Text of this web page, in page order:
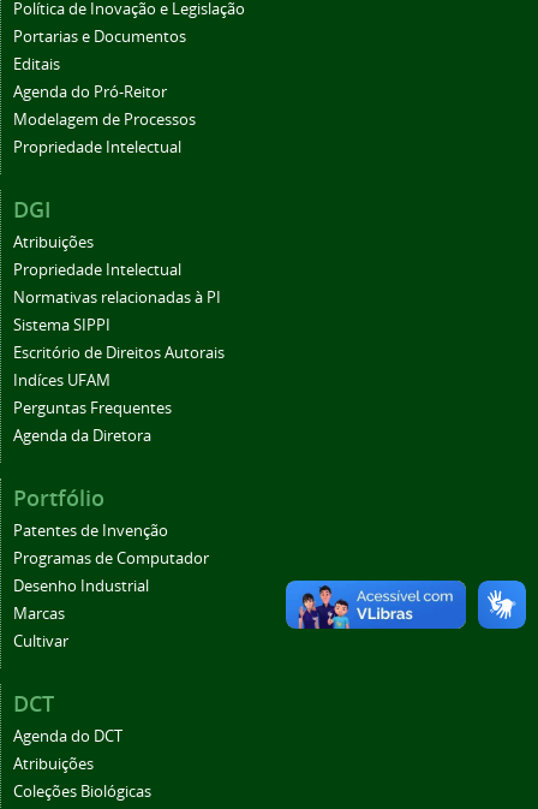
Política de Inovação e Legislação
Portarias e Documentos
Editais
Agenda do Pró-Reitor
Modelagem de Processos
Propriedade Intelectual
DGI
Atribuições
Propriedade Intelectual
Normativas relacionadas à PI
Sistema SIPPI
Escritório de Direitos Autorais
Indíces UFAM
Perguntas Frequentes
Agenda da Diretora
Portfólio
Patentes de Invenção
Programas de Computador
Desenho Industrial
Marcas
Cultivar
DCT
Agenda do DCT
Atribuições
Coleções Biológicas